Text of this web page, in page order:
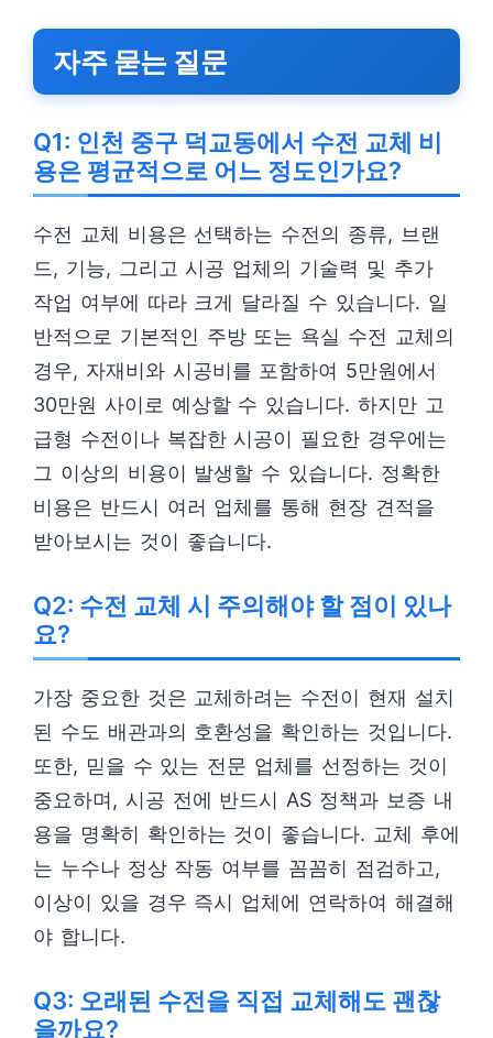
자주 묻는 질문
Q1: 인천 중구 덕교동에서 수전 교체 비
용은 평균적으로 어느 정도인가요?
수전 교체 비용은 선택하는 수전의 종류, 브랜
드, 기능, 그리고 시공 업체의 기술력 및 추가
작업 여부에 따라 크게 달라질 수 있습니다. 일
반적으로 기본적인 주방 또는 욕실 수전 교체의
경우, 자재비와 시공비를 포함하여 5만원에서
30만원 사이로 예상할 수 있습니다. 하지만 고
급형 수전이나 복잡한 시공이 필요한 경우에는
그 이상의 비용이 발생할 수 있습니다. 정확한
비용은 반드시 여러 업체를 통해 현장 견적을
받아보시는 것이 좋습니다.
Q2: 수전 교체 시 주의해야 할 점이 있나
요?
가장 중요한 것은 교체하려는 수전이 현재 설치
된 수도 배관과의 호환성을 확인하는 것입니다.
또한, 믿을 수 있는 전문 업체를 선정하는 것이
중요하며, 시공 전에 반드시 AS 정책과 보증 내
용을 명확히 확인하는 것이 좋습니다. 교체 후에
는 누수나 정상 작동 여부를 꼼꼼히 점검하고,
이상이 있을 경우 즉시 업체에 연락하여 해결해
야 합니다.
Q3: 오래된 수전을 직접 교체해도 괜찮
을까요?